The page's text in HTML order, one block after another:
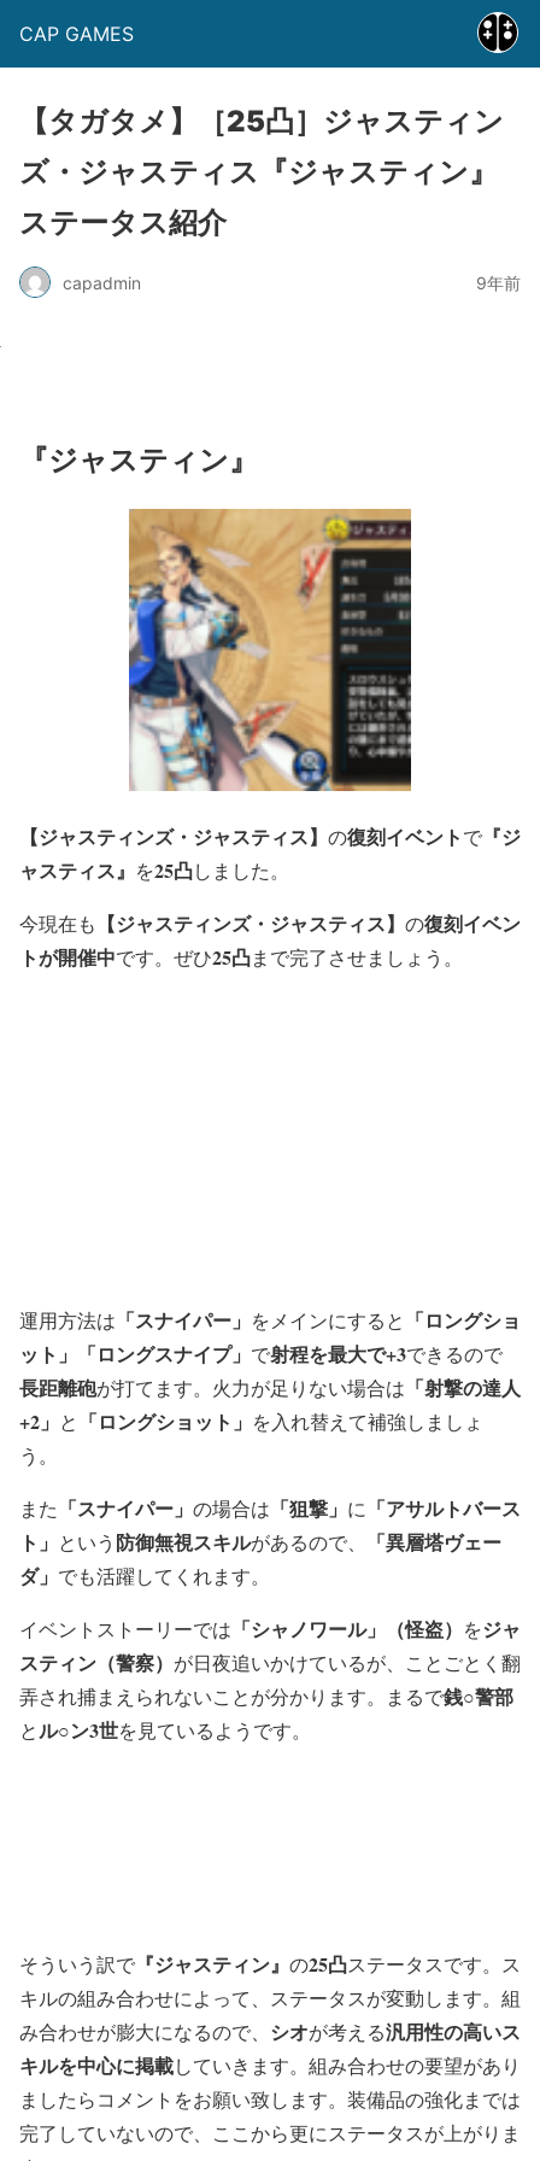
CAP GAMES
【タガタメ】［25凸］ジャスティン
ズ・ジャスティス『ジャスティン』
ステータス紹介
capadmin 9年前
『ジャスティン』
【ジャスティンズ・ジャスティス】 の復刻イベントで 『ジ
ャスティス』 を25凸しました。
今現在も 【ジャスティンズ・ジャスティス】 の復刻イベン
トが開催中です。ぜひ25凸まで完了させましょう。
運用方法は 「スナイパー」 をメインにすると 「ロングショ
ット」
「ロングスナイプ」 で射程を最大で+3できるので
長距離砲が打てます。火力が足りない場合は 「射撃の達人
+2」 と 「ロングショット」 を入れ替えて補強しましょ
う。
また 「スナイパー」 の場合は 「狙撃」 に 「アサルトバース
ト」 という 防御無視スキルがあるので、
「異層塔ヴェー
ダ」 でも活躍してくれます。
イベントストーリーでは 「シャノワール」（怪盗） をジャ
スティン（警察） が日夜追いかけているが、ことごとく翻
弄され捕まえられないことが分かります。まるで銭○警部
とル○ン3世を見ているようです。
そういう訳で 『ジャスティン』 の25凸ステータスです。ス
キルの組み合わせによって、ステータスが変動します。組
み合わせが膨大になるので、 シオが考える汎用性の高いス
キルを中心に掲載していきます。組み合わせの要望があり
ましたらコメントをお願い致します。装備品の強化までは
完了していないので、ここから更にステータスが上がりま